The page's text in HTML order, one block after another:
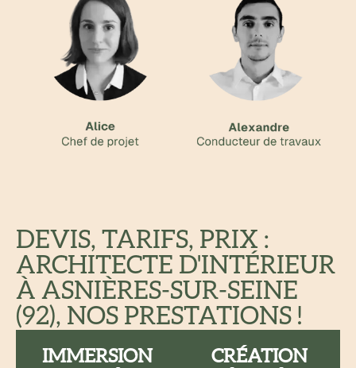
DEVIS, TARIFS, PRIX :
ARCHITECTE D'INTÉRIEUR
À ASNIÈRES-SUR-SEINE
(92), NOS PRESTATIONS !
IMMERSION
CRÉATION